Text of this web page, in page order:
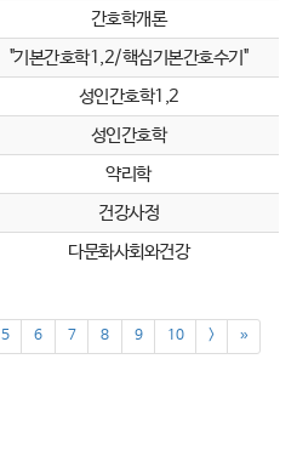
간호학개론
"기본간호학1,2/핵심기본간호수기"
성인간호학1,2
성인간호학
약리학
건강사정
다문화사회와건강
5 6 7 8 9 10 > »